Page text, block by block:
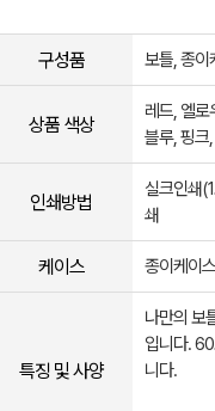
구성품 보틀, 종이
상품 색상
레드, 엘로
블루, 핑크
인쇄방법
실크인쇄
쇄
케이스 종이케이스
특징 및 사양
나만의 보
입니다.
니다.